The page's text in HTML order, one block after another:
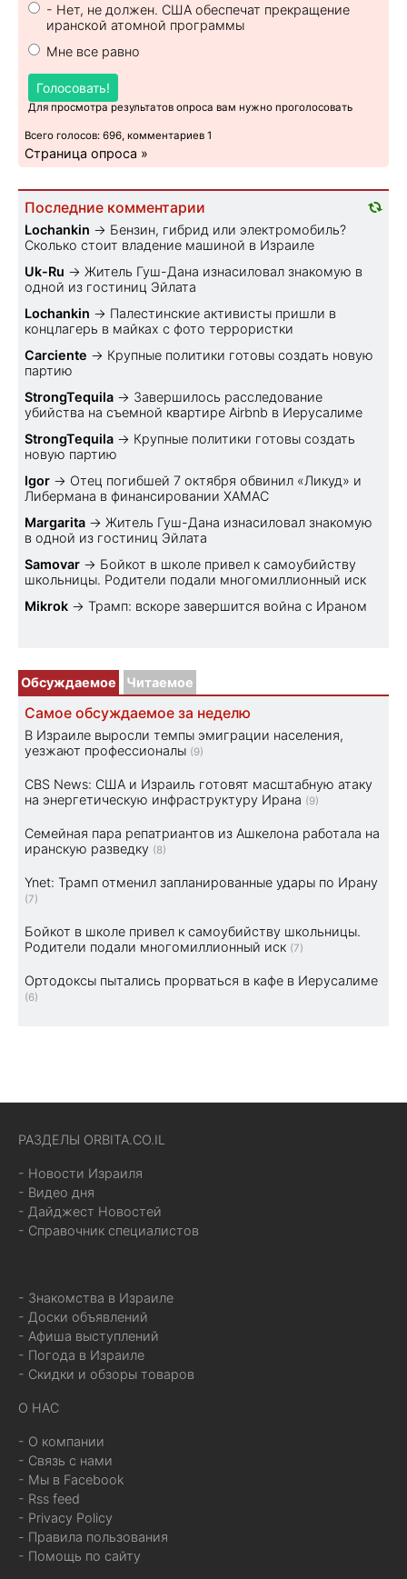
- Нет, не должен. США обеспечат прекращение
иранской атомной программы
Мне все равно
Голосовать!
Для просмотра результатов опроса вам нужно проголосовать
Всего голосов: 696, комментариев 1
Страница опроса »
Последние комментарии
Lochankin → Бензин, гибрид или электромобиль?
Cколько стоит владение машиной в Израиле
Uk-Ru → Житель Гуш-Дана изнасиловал знакомую в
одной из гостиниц Эйлата
Lochankin → Палестинские активисты пришли в
концлагерь в майках с фото террористки
Carciente → Крупные политики готовы создать новую
партию
StrongTequila → Завершилось расследование
убийства на съемной квартире Airbnb в Иерусалиме
StrongTequila → Крупные политики готовы создать
новую партию
Igor → Отец погибшей 7 октября обвинил «Ликуд» и
Либермана в финансировании ХАМАС
Margarita → Житель Гуш-Дана изнасиловал знакомую
в одной из гостиниц Эйлата
Samovar → Бойкот в школе привел к самоубийству
школьницы. Родители подали многомиллионный иск
Mikrok → Трамп: вскоре завершится война с Ираном
Обсуждаемое Читаемое
Самое обсуждаемое за неделю
В Израиле выросли темпы эмиграции населения,
уезжают профессионалы (9)
CBS News: США и Израиль готовят масштабную атаку
на энергетическую инфраструктуру Ирана (9)
Семейная пара репатриантов из Ашкелона работала на
иранскую разведку (8)
Ynet: Трамп отменил запланированные удары по Ирану
(7)
Бойкот в школе привел к самоубийству школьницы.
Родители подали многомиллионный иск (7)
Ортодоксы пытались прорваться в кафе в Иерусалиме
(6)
РАЗДЕЛЫ ORBITA.CO.IL
- Новости Израиля
- Видео дня
- Дайджест Новостей
- Справочник специалистов
- Знакомства в Израиле
- Доски объявлений
- Афиша выступлений
- Погода в Израиле
- Скидки и обзоры товаров
О НАС
- О компании
- Связь с нами
- Мы в Facebook
- Rss feed
- Privacy Policy
- Правила пользования
- Помощь по сайту